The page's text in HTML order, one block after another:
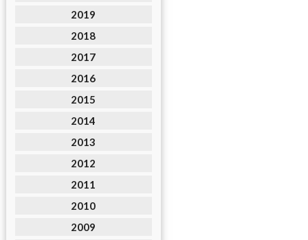
2019
2018
2017
2016
2015
2014
2013
2012
2011
2010
2009